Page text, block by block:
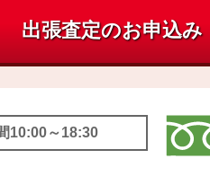
10:00～18:30